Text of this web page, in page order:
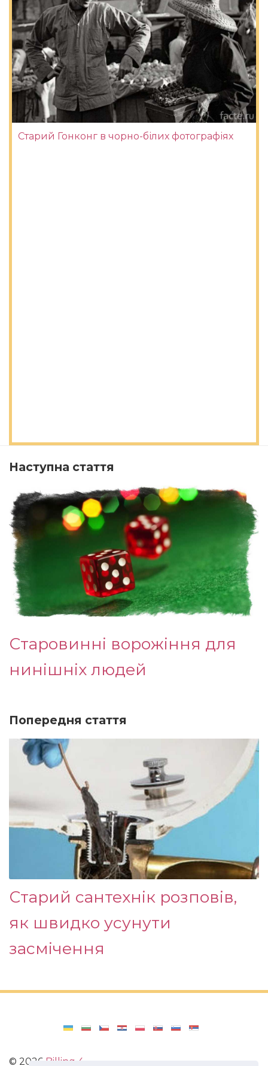
Старий Гонконг в чорно-білих фотографіях
Наступна стаття
Старовинні ворожіння для
нинішніх людей
Попередня стаття
Старий сантехнік розповів,
як швидко усунути
засмічення
© 2026 Billing 4